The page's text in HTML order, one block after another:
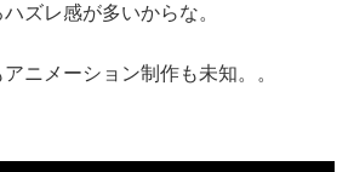
ズレ感が多いからな。
ニメーション制作も未知。。